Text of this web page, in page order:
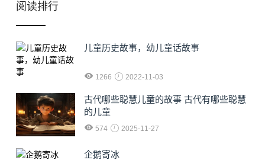
阅读排行
儿童历史故事，幼儿童话故事
1266 2022-11-03
古代哪些聪慧儿童的故事 古代有哪些聪慧
的儿童
574 2025-11-27
企鹅寄冰